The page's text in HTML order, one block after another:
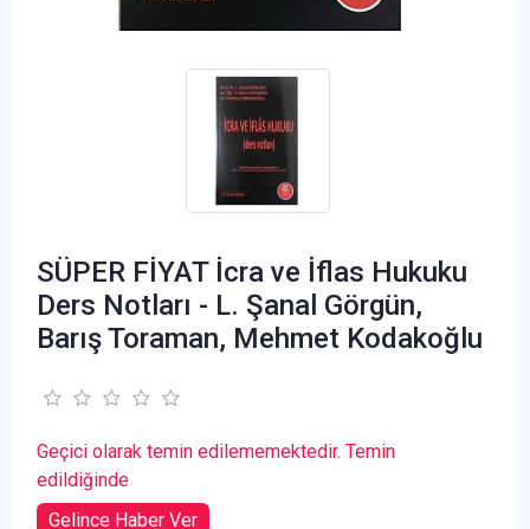
SÜPER FİYAT İcra ve İflas Hukuku
Ders Notları - L. Şanal Görgün,
Barış Toraman, Mehmet Kodakoğlu
Geçici olarak temin edilememektedir. Temin
edildiğinde
Gelince Haber Ver